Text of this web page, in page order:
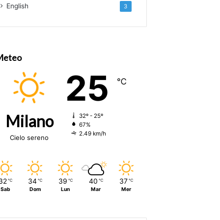
English 3
Milano
Cielo sereno
25 ℃
32º - 25º
67%
2.49 km/h
℃
Sab
34 ℃
Dom
39 ℃
Lun
40 ℃
Mar
37 ℃
Mer